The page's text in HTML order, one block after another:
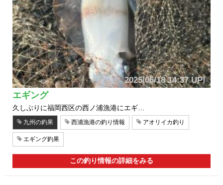
2025/06/18 14:37 UP!
エギング
久しぶりに福岡西区の西ノ浦漁港にエギ…
九州の釣果 西浦漁港の釣り情報 アオリイカ釣り
エギング釣果
この釣り情報の詳細をみる